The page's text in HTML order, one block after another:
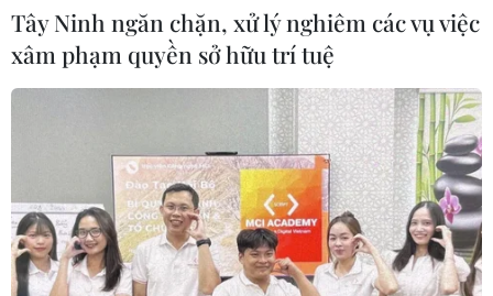
Mỹ không kích hàng
chục mục tiêu quân sự ở
miền Nam Iran với quy
Iran tuyên bố bắn nổ
dàn tiêm kích tàng hình
F-35 của Mỹ tại Jordan
Tây Ninh ngăn chặn, xử lý nghiêm các vụ việc
xâm phạm quyền sở hữu trí tuệ